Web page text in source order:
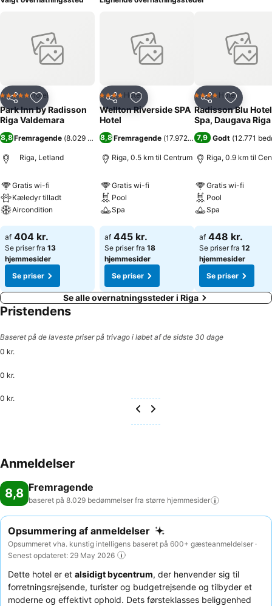
Del Føj til favoritter
5 StjernerHotel
Park Inn by Radisson
Riga Valdemara
8,8Fremragende (8.029 bedømmelser)
Riga, Letland
Gratis wi-fi
Kæledyr tilladt
Aircondition
Se priser
af 404 kr.
Se priser fra 13
hjemmesider
Se priser
Del Føj til favoritter
4 StjernerHotel
Wellton Riverside SPA
Hotel
8,8Fremragende (17.972 bedømmelser)
Riga, 0.5 km til Centrum
Gratis wi-fi
Pool
Spa
Se priser
af 445 kr.
Se priser fra 18
hjemmesider
Se priser
Del Føj til
4 StjernerHotel
Radisson Blu
Spa, Daugava Riga
7,9 Godt (12.771
Riga, 0.9 km til
Gratis wi-fi
Pool
Spa
Se priser
af 448 kr.
Se priser fra 12
hjemmesider
Se priser
Se alle overnatningssteder i Riga
Pristendens
Baseret på de laveste priser på trivago i løbet af de sidste 30 dage
0 kr.
0 kr.
0 kr.
Anmeldelser
8,8 Fremragende
baseret på 8.029 bedømmelser fra større hjemmesider
Opsummering af anmeldelser
Opsummeret vha. kunstig intelligens baseret på 600+ gæsteanmeldelser ·
Senest opdateret: 29 May 2026
Dette hotel er et alsidigt bycentrum, der henvender sig til
forretningsrejsende, turister og budgetrejsende og tilbyder et
moderne og effektivt ophold. Dets førsteklasses beliggenhed